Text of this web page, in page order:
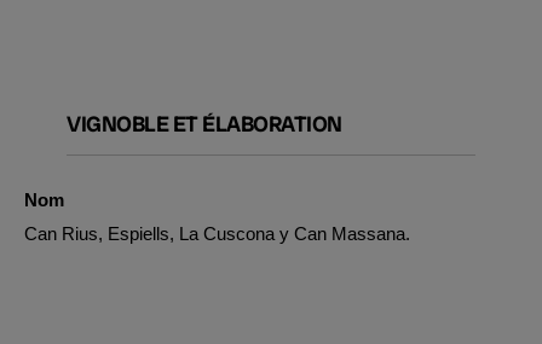
VIGNOBLE ET ÉLABORATION
Nom
Can Rius, Espiells, La Cuscona y Can Massana.